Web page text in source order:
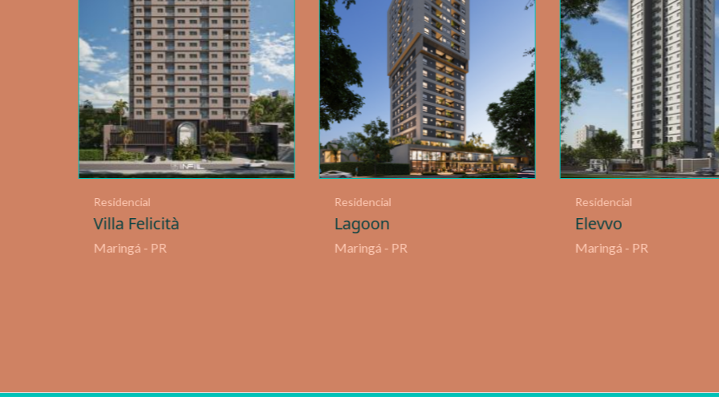
Residencial
Elevvo
Maringá - PR
Loteamento
Quinta dos Plátanos
Maringá - PR
Residencial
Albor
Maringá - PR